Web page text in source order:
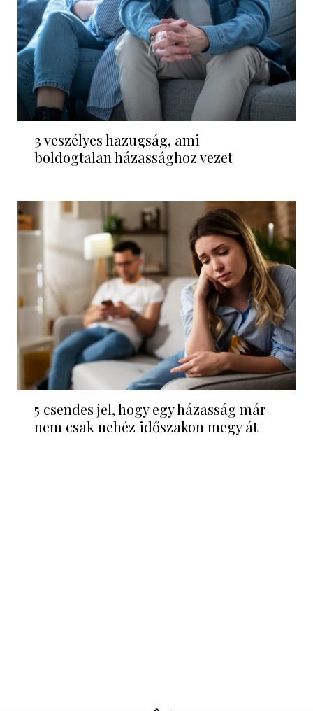
3 veszélyes hazugság, ami
boldogtalan házassághoz vezet
5 csendes jel, hogy egy házasság már
nem csak nehéz időszakon megy át